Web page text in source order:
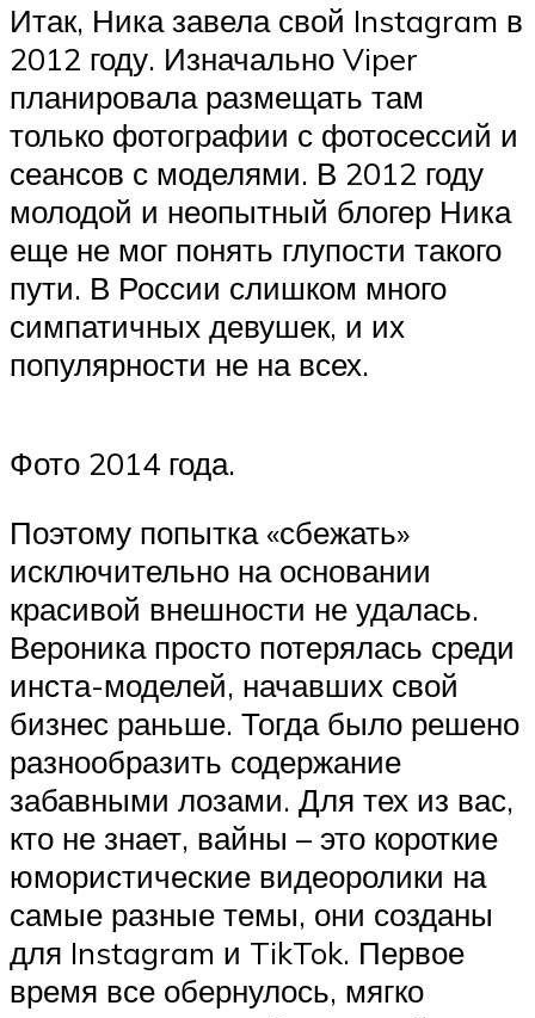
Итак, Ника завела свой Instagram в
2012 году. Изначально Viper
планировала размещать там
только фотографии с фотосессий и
сеансов с моделями. В 2012 году
молодой и неопытный блогер Ника
еще не мог понять глупости такого
пути. В России слишком много
симпатичных девушек, и их
популярности не на всех.
Фото 2014 года.
Поэтому попытка «сбежать»
исключительно на основании
красивой внешности не удалась.
Вероника просто потерялась среди
инста-моделей, начавших свой
бизнес раньше. Тогда было решено
разнообразить содержание
забавными лозами. Для тех из вас,
кто не знает, вайны – это короткие
юмористические видеоролики на
самые разные темы, они созданы
для Instagram и TikTok. Первое
время все обернулось, мягко